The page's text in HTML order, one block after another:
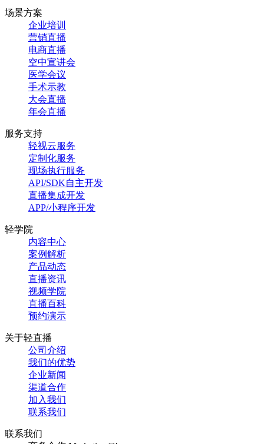
场景方案
企业培训
营销直播
电商直播
空中宣讲会
医学会议
手术示教
大会直播
年会直播
服务支持
轻视云服务
定制化服务
现场执行服务
API/SDK自主开发
直播集成开发
APP/小程序开发
轻学院
内容中心
案例解析
产品动态
直播资讯
视频学院
直播百科
预约演示
关于轻直播
公司介绍
我们的优势
企业新闻
渠道合作
加入我们
联系我们
联系我们